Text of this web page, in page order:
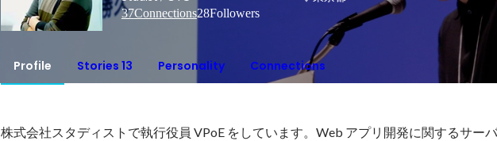
37Connections28Followers
Profile Stories 13 Personality Connections
株式会社スタディストで執行役員 VPoE をしています。Web アプリ開発に関するサー